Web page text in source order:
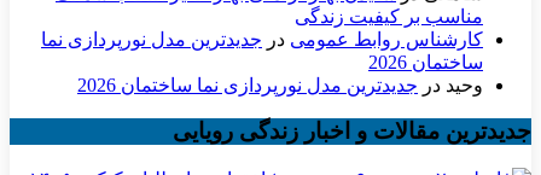
مناسب بر کیفیت زندگی
کارشناس روابط عمومی در جدیدترین مدل نورپردازی نما
ساختمان 2026
وحید در جدیدترین مدل نورپردازی نما ساختمان 2026
جدیدترین مقالات و اخبار زندگی رویایی